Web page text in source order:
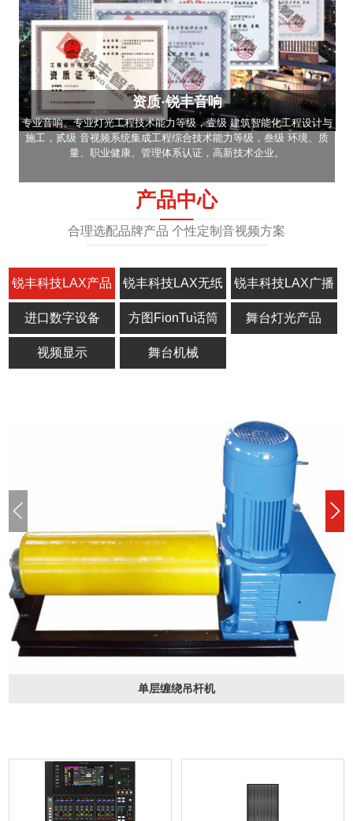
资质·锐丰音响
专业音响、专业灯光工程技术能力等级，壹级 建筑智能化工程设计与
施工，贰级 音视频系统集成工程综合技术能力等级，叁级 环境、质
量、职业健康、管理体系认证，高新技术企业。
产品中心
合理选配品牌产品 个性定制音视频方案
锐丰科技LAX产品 锐丰科技LAX无纸
化
锐丰科技LAX广播
进口数字设备 方图FionTu话筒 舞台灯光产品
视频显示 舞台机械
单层缠绕吊杆机